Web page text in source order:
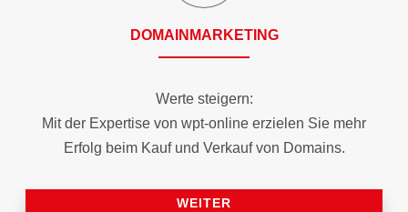
DOMAIN­MARKETING
Werte steigern:
Mit der Expertise von wpt-online erzielen Sie mehr
Erfolg beim Kauf und Verkauf von Domains.
WEITER